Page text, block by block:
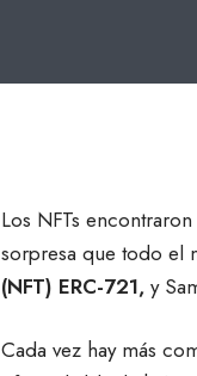
Los NFTs
sorpresa que todo el
(NFT) ERC-721,y
Cada vez hay más